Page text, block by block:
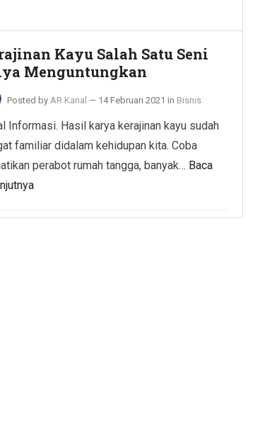
Kayu Salah Satu Seni
Menguntungkan
Posted by AR Kanal — 14 Februari 2021 in Bisnis
Informasi. Hasil karya kerajinan kayu sudah
familiar didalam kehidupan kita. Coba
perabot rumah tangga, banyak… Baca